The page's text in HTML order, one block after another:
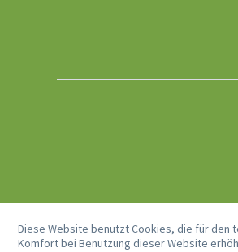
Diese Website benutzt Cookies, die für
Komfort bei Benutzung dieser Website